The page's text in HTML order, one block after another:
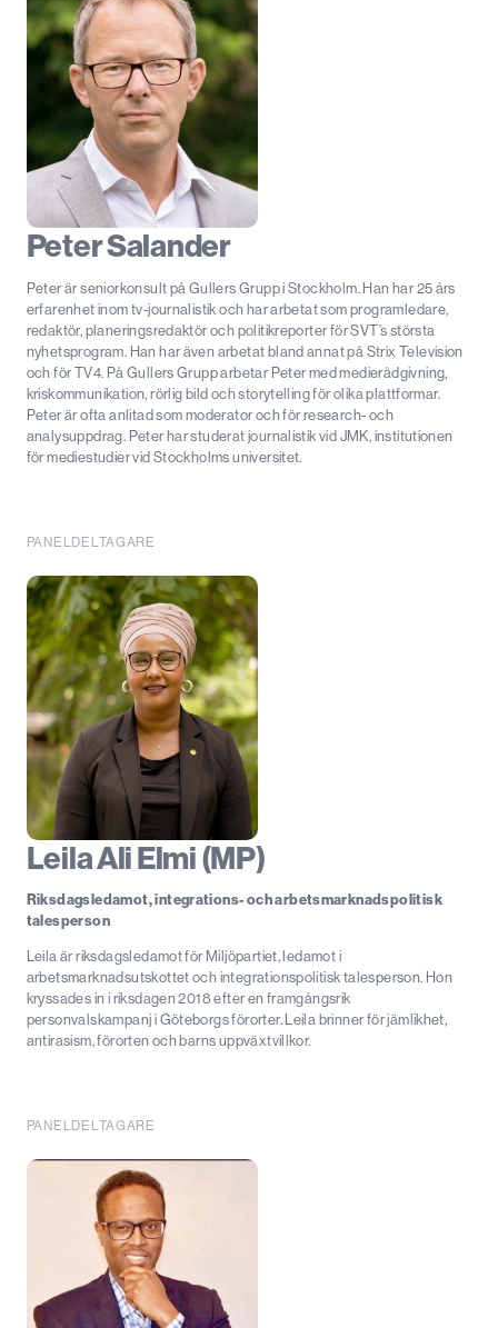
Peter Salander
Peter är seniorkonsult på Gullers Grupp i Stockholm. Han har 25 års
erfarenhet inom tv-journalistik och har arbetat som programledare,
redaktör, planeringsredaktör och politikreporter för SVT’s största
nyhetsprogram. Han har även arbetat bland annat på Strix Television
och för TV4. På Gullers Grupp arbetar Peter med medierådgivning,
kriskommunikation, rörlig bild och storytelling för olika plattformar.
Peter är ofta anlitad som moderator och för research- och
analysuppdrag. Peter har studerat journalistik vid JMK, institutionen
för mediestudier vid Stockholms universitet.
PANELDELTAGARE
Leila Ali Elmi (MP)
Riksdagsledamot, integrations- och arbetsmarknadspolitisk
talesperson
Leila är riksdagsledamot för Miljöpartiet, ledamot i
arbetsmarknadsutskottet och integrationspolitisk talesperson. Hon
kryssades in i riksdagen 2018 efter en framgångsrik
personvalskampanj i Göteborgs förorter. Leila brinner för jämlikhet,
antirasism, förorten och barns uppväxtvillkor.
PANELDELTAGARE